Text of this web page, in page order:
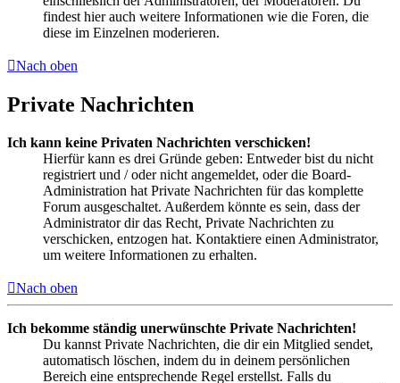
findest hier auch weitere Informationen wie die Foren, die
diese im Einzelnen moderieren.
Nach oben
Private Nachrichten
Ich kann keine Privaten Nachrichten verschicken!
Hierfür kann es drei Gründe geben: Entweder bist du nicht
registriert und / oder nicht angemeldet, oder die Board-
Administration hat Private Nachrichten für das komplette
Forum ausgeschaltet. Außerdem könnte es sein, dass der
Administrator dir das Recht, Private Nachrichten zu
verschicken, entzogen hat. Kontaktiere einen Administrator,
um weitere Informationen zu erhalten.
Nach oben
Ich bekomme ständig unerwünschte Private Nachrichten!
Du kannst Private Nachrichten, die dir ein Mitglied sendet,
automatisch löschen, indem du in deinem persönlichen
Bereich eine entsprechende Regel erstellst. Falls du